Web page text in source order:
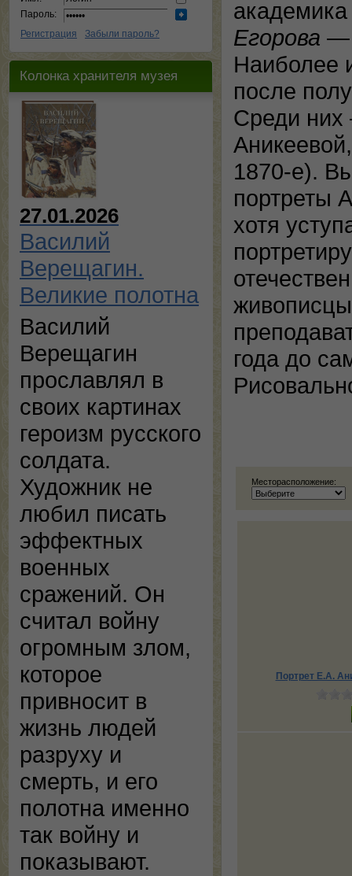
Пароль:
Регистрация
Забыли пароль?
Колонка хранителя музея
27.01.2026
Василий
Верещагин.
Великие полотна
Василий
Верещагин
прославлял в
своих картинах
героизм русского
солдата.
Художник не
любил писать
эффектных
военных
сражений. Он
считал войну
огромным злом,
которое
привносит в
жизнь людей
разруху и
смерть, и его
полотна именно
так войну и
показывают.
Егорова —
Наиболее
после
Среди
1870-е).
портреты
хотя
года до
Месторасположение:
Портрет Е.А.